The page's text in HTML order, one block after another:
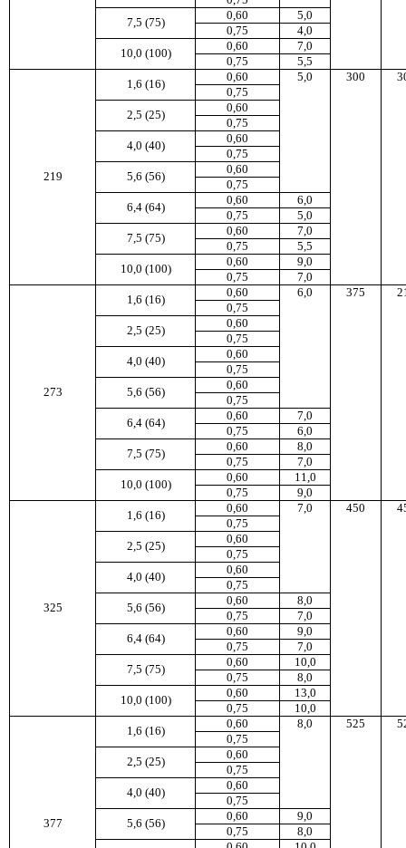
7,5 (75)
0,60
5,0
0,75
4,0
10,0 (100)
0,60
7,0
0,75
5,5
219
1,6 (16)
0,60 5,0 300
0,75
2,5 (25)
0,60
0,75
4,0 (40)
0,60
0,75
5,6 (56)
0,60
0,75
6,4 (64)
0,60
6,0
0,75
5,0
7,5 (75)
0,60
7,0
0,75
5,5
10,0 (100)
0,60
9,0
0,75
7,0
273
1,6 (16)
0,60 6,0 375
0,75
2,5 (25)
0,60
0,75
4,0 (40)
0,60
0,75
5,6 (56)
0,60
0,75
6,4 (64)
0,60
7,0
0,75
6,0
7,5 (75)
0,60
8,0
0,75
7,0
10,0 (100)
0,60
11,0
0,75
9,0
325
1,6 (16)
0,60 7,0 450
0,75
2,5 (25)
0,60
0,75
4,0 (40)
0,60
0,75
5,6 (56)
0,60
8,0
0,75
7,0
6,4 (64)
0,60
9,0
0,75
7,0
7,5 (75)
0,60
10,0
0,75
8,0
10,0 (100)
0,60
13,0
0,75
10,0
377
1,6 (16)
0,60 8,0 525
0,75
2,5 (25)
0,60
0,75
4,0 (40)
0,60
0,75
5,6 (56)
0,60
9,0
0,75
8,0